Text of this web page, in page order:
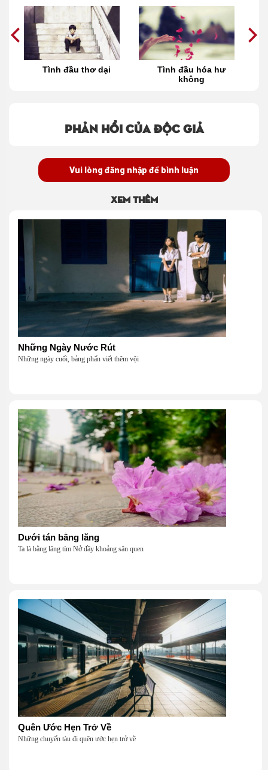
Tình đầu thơ dại
Tình đầu hóa hư
không
Phản hồi của độc giả
Vui lòng đăng nhập để bình luận
Xem thêm
Những Ngày Nước Rút
Những ngày cuối, bảng phấn viết thêm vội
Dưới tán bằng lăng
Ta là bằng lăng tím Nở đầy khoảng sân quen
Quên Ước Hẹn Trở Về
Những chuyến tàu đi quên ước hẹn trở về